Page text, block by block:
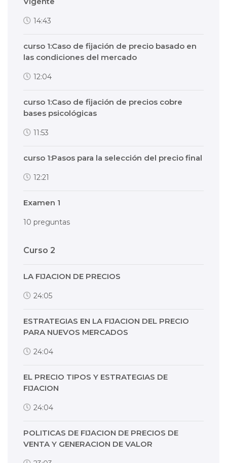
14:43
curso 1:Caso de fijación de precio basado en
las condiciones del mercado
12:04
curso 1:Caso de fijación de precios cobre
bases psicológicas
11:53
curso 1:Pasos para la selección del precio final
12:21
Examen 1
10 preguntas
Curso 2
LA FIJACION DE PRECIOS
24:05
ESTRATEGIAS EN LA FIJACION DEL PRECIO
PARA NUEVOS MERCADOS
24:04
EL PRECIO TIPOS Y ESTRATEGIAS DE
FIJACION
24:04
POLITICAS DE FIJACION DE PRECIOS DE
VENTA Y GENERACION DE VALOR